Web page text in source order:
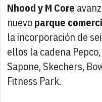
Nhood y M Core
nuevoparque
la incorporación de
ellos la cadena
Sapone, Skechers,
Fitness Park.